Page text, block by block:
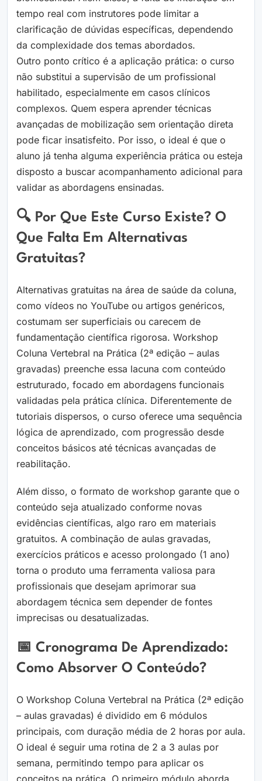
tempo real com instrutores pode limitar a
clarificação de dúvidas específicas, dependendo
da complexidade dos temas abordados.
Outro ponto crítico é a aplicação prática: o curso
não substitui a supervisão de um profissional
habilitado, especialmente em casos clínicos
complexos. Quem espera aprender técnicas
avançadas de mobilização sem orientação direta
pode ficar insatisfeito. Por isso, o ideal é que o
aluno já tenha alguma experiência prática ou esteja
disposto a buscar acompanhamento adicional para
validar as abordagens ensinadas.
🔍 Por Que Este Curso Existe? O
Que Falta Em Alternativas
Gratuitas?
Alternativas gratuitas na área de saúde da coluna,
como vídeos no YouTube ou artigos genéricos,
costumam ser superficiais ou carecem de
fundamentação científica rigorosa. Workshop
Coluna Vertebral na Prática (2ª edição – aulas
gravadas) preenche essa lacuna com conteúdo
estruturado, focado em abordagens funcionais
validadas pela prática clínica. Diferentemente de
tutoriais dispersos, o curso oferece uma sequência
lógica de aprendizado, com progressão desde
conceitos básicos até técnicas avançadas de
reabilitação.
Além disso, o formato de workshop garante que o
conteúdo seja atualizado conforme novas
evidências científicas, algo raro em materiais
gratuitos. A combinação de aulas gravadas,
exercícios práticos e acesso prolongado (1 ano)
torna o produto uma ferramenta valiosa para
profissionais que desejam aprimorar sua
abordagem técnica sem depender de fontes
imprecisas ou desatualizadas.
📅 Cronograma De Aprendizado:
Como Absorver O Conteúdo?
O Workshop Coluna Vertebral na Prática (2ª edição
– aulas gravadas) é dividido em 6 módulos
principais, com duração média de 2 horas por aula.
O ideal é seguir uma rotina de 2 a 3 aulas por
semana, permitindo tempo para aplicar os
conceitos na prática. O primeiro módulo aborda